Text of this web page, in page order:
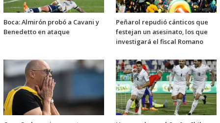
Boca: Almirón probó a Cavani y
Benedetto en ataque
Peñarol repudió cánticos que
festejan un asesinato, los que
investigará el fiscal Romano